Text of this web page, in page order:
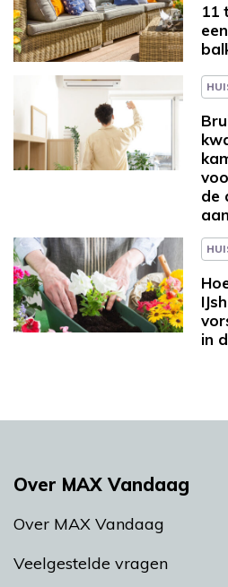
11
de
in
Over MAX Vandaag
Over MAX Vandaag
Veelgestelde vragen